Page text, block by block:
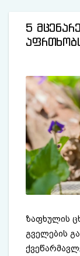
5
ზაფხულის
გველების